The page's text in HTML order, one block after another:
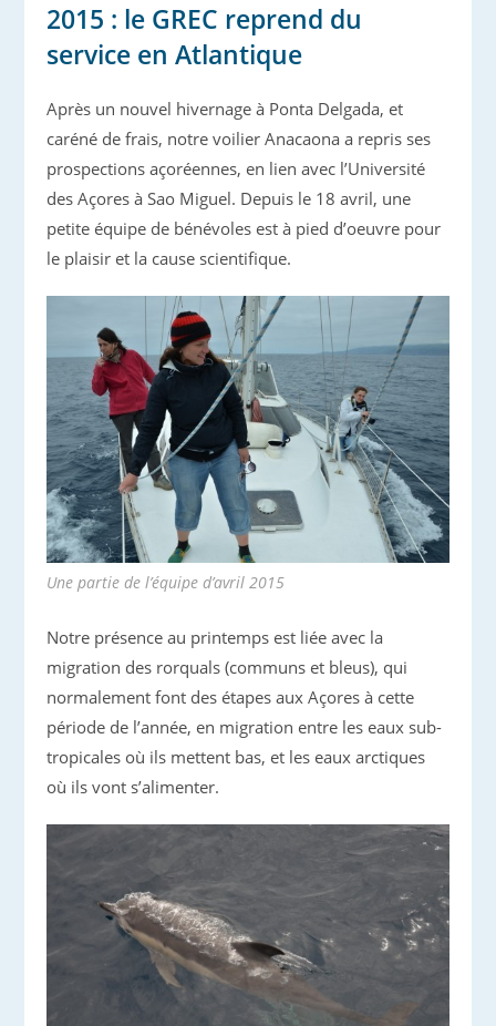
2015 : le GREC reprend du
service en Atlantique
Après un nouvel hivernage à Ponta Delgada, et
caréné de frais, notre voilier Anacaona a repris ses
prospections açoréennes, en lien avec l’Université
des Açores à Sao Miguel. Depuis le 18 avril, une
petite équipe de bénévoles est à pied d’oeuvre pour
le plaisir et la cause scientifique.
Une partie de l’équipe d’avril 2015
Notre présence au printemps est liée avec la
migration des rorquals (communs et bleus), qui
normalement font des étapes aux Açores à cette
période de l’année, en migration entre les eaux sub-
tropicales où ils mettent bas, et les eaux arctiques
où ils vont s’alimenter.